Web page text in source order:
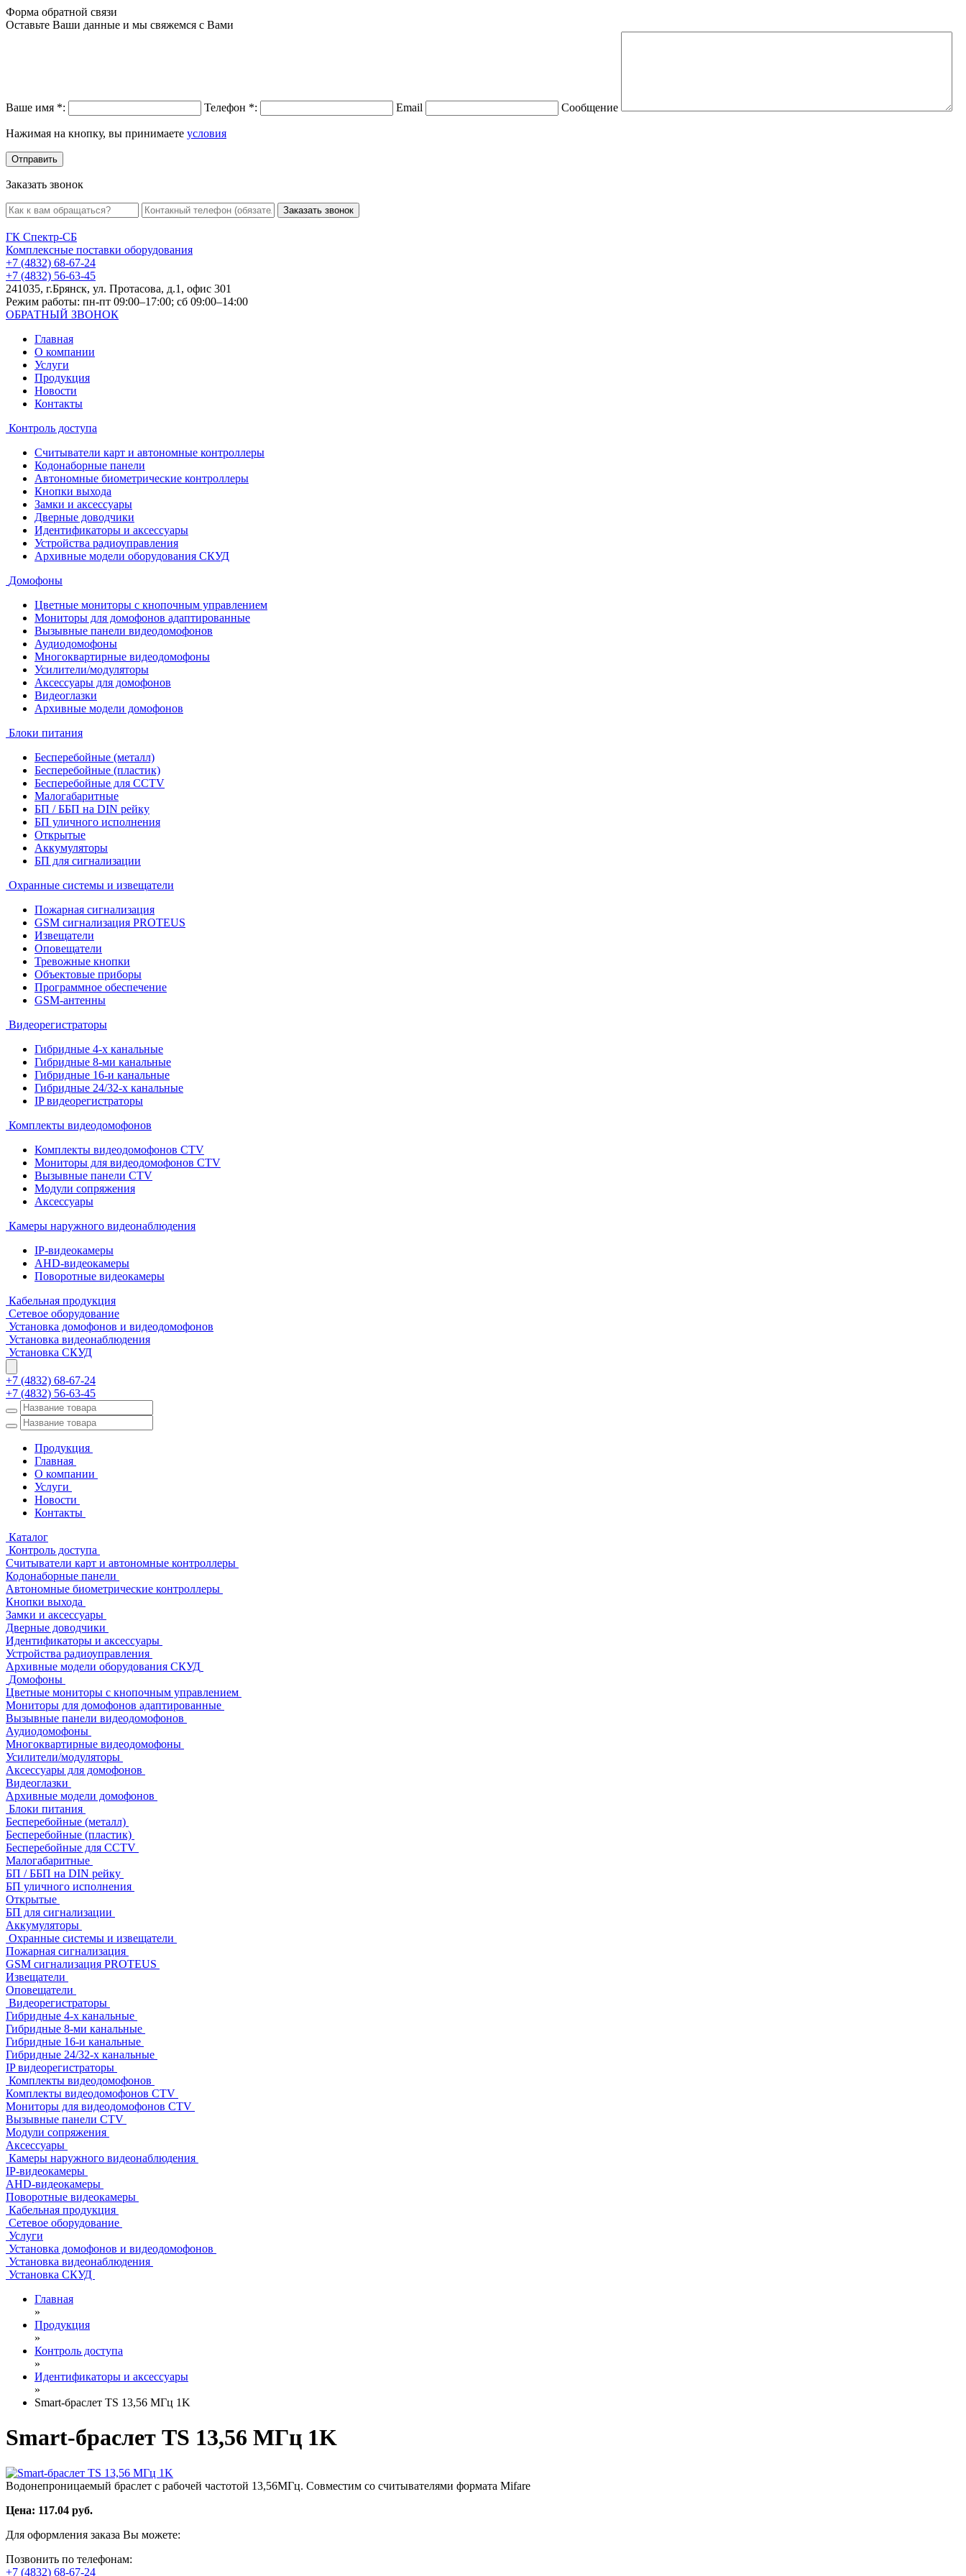
Форма обратной связи
Оставьте Ваши данные и мы свяжемся с Вами
Ваше имя *: Телефон *: Email Сообщение
Нажимая на кнопку, вы принимаете условия
Заказать звонок
Заказать звонок
ГК Спектр-СБ
Комплексные поставки оборудования
+7 (4832) 68-67-24
+7 (4832) 56-63-45
241035, г.Брянск, ул. Протасова, д.1, офис 301
Режим работы: пн-пт 09:00–17:00; сб 09:00–14:00
ОБРАТНЫЙ ЗВОНОК
Главная
О компании
Услуги
Продукция
Новости
Контакты
Контроль доступа
Считыватели карт и автономные контроллеры
Кодонаборные панели
Автономные биометрические контроллеры
Кнопки выхода
Замки и аксессуары
Дверные доводчики
Идентификаторы и аксессуары
Устройства радиоуправления
Архивные модели оборудования СКУД
Домофоны
Цветные мониторы с кнопочным управлением
Мониторы для домофонов адаптированные
Вызывные панели видеодомофонов
Аудиодомофоны
Многоквартирные видеодомофоны
Усилители/модуляторы
Аксессуары для домофонов
Видеоглазки
Архивные модели домофонов
Блоки питания
Бесперебойные (металл)
Бесперебойные (пластик)
Бесперебойные для CCTV
Малогабаритные
БП / ББП на DIN рейку
БП уличного исполнения
Открытые
Аккумуляторы
БП для сигнализации
Охранные системы и извещатели
Пожарная сигнализация
GSM сигнализация PROTEUS
Извещатели
Оповещатели
Тревожные кнопки
Объектовые приборы
Программное обеспечение
GSM-антенны
Видеорегистраторы
Гибридные 4-х канальные
Гибридные 8-ми канальные
Гибридные 16-и канальные
Гибридные 24/32-х канальные
IP видеорегистраторы
Комплекты видеодомофонов
Комплекты видеодомофонов CTV
Мониторы для видеодомофонов CTV
Вызывные панели CTV
Модули сопряжения
Аксессуары
Камеры наружного видеонаблюдения
IP-видеокамеры
AHD-видеокамеры
Поворотные видеокамеры
Кабельная продукция
Сетевое оборудование
Установка домофонов и видеодомофонов
Установка видеонаблюдения
Установка СКУД
+7 (4832) 68-67-24
+7 (4832) 56-63-45
Продукция
Главная
О компании
Услуги
Новости
Контакты
Каталог
Контроль доступа
Считыватели карт и автономные контроллеры
Кодонаборные панели
Автономные биометрические контроллеры
Кнопки выхода
Замки и аксессуары
Дверные доводчики
Идентификаторы и аксессуары
Устройства радиоуправления
Архивные модели оборудования СКУД
Домофоны
Цветные мониторы с кнопочным управлением
Мониторы для домофонов адаптированные
Вызывные панели видеодомофонов
Аудиодомофоны
Многоквартирные видеодомофоны
Усилители/модуляторы
Аксессуары для домофонов
Видеоглазки
Архивные модели домофонов
Блоки питания
Бесперебойные (металл)
Бесперебойные (пластик)
Бесперебойные для CCTV
Малогабаритные
БП / ББП на DIN рейку
БП уличного исполнения
Открытые
БП для сигнализации
Аккумуляторы
Охранные системы и извещатели
Пожарная сигнализация
GSM сигнализация PROTEUS
Извещатели
Оповещатели
Видеорегистраторы
Гибридные 4-х канальные
Гибридные 8-ми канальные
Гибридные 16-и канальные
Гибридные 24/32-х канальные
IP видеорегистраторы
Комплекты видеодомофонов
Комплекты видеодомофонов CTV
Мониторы для видеодомофонов CTV
Вызывные панели CTV
Модули сопряжения
Аксессуары
Камеры наружного видеонаблюдения
IP-видеокамеры
AHD-видеокамеры
Поворотные видеокамеры
Кабельная продукция
Сетевое оборудование
Услуги
Установка домофонов и видеодомофонов
Установка видеонаблюдения
Установка СКУД
Главная
»
Продукция
»
Контроль доступа
»
Идентификаторы и аксессуары
»
Smart-браслет TS 13,56 МГц 1K
Smart-браслет TS 13,56 МГц 1K
Водонепроницаемый браслет с рабочей частотой 13,56МГц. Cовместим со считывателями формата Mifare
Цена: 117.04 руб.
Для оформления заказа Вы можете:
Позвонить по телефонам:
+7 (4832) 68-67-24